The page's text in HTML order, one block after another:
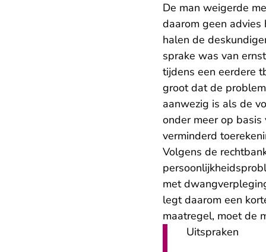
De man weigerde
daarom geen
halen de
sprake was van
tijdens een eerdere
groot dat de
aanwezig is als de
onder meer op
verminderd
Volgens de
met
legt daarom een
maatregel, moet de
Uitspraken